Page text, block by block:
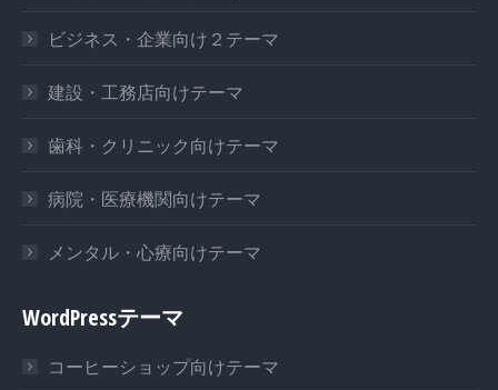
ビジネス・企業向け２テーマ
建設・工務店向けテーマ
歯科・クリニック向けテーマ
病院・医療機関向けテーマ
メンタル・心療向けテーマ
WordPressテーマ
コーヒーショップ向けテーマ